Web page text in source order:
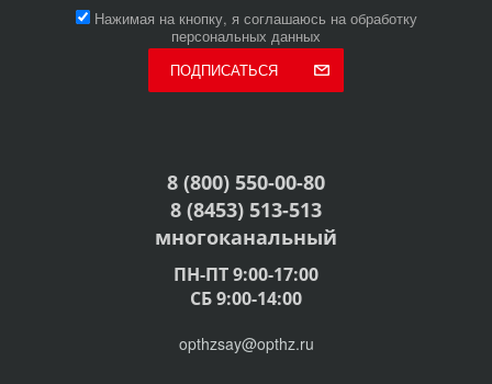
Нажимая на кнопку, я соглашаюсь на обработку
персональных данных
ПОДПИСАТЬСЯ
8 (800) 550-00-80
8 (8453) 513-513
многоканальный
ПН-ПТ 9:00-17:00
СБ 9:00-14:00
opthzsay@opthz.ru